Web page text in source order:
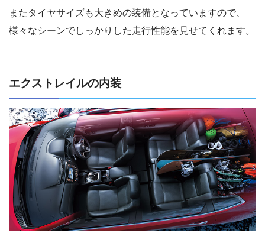
またタイヤサイズも大きめの装備となっていますので、
様々なシーンでしっかりした走行性能を見せてくれます。
エクストレイルの内装